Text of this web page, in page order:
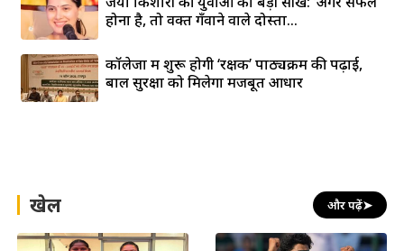
होना है, तो वक्त गँवाने वाले दोस्तों...
कॉलेजों में शुरू होगी ‘रक्षक’ पाठ्यक्रम की पढ़ाई,
बाल सुरक्षा को मिलेगा मजबूत आधार
खेल और पढ़ें➤